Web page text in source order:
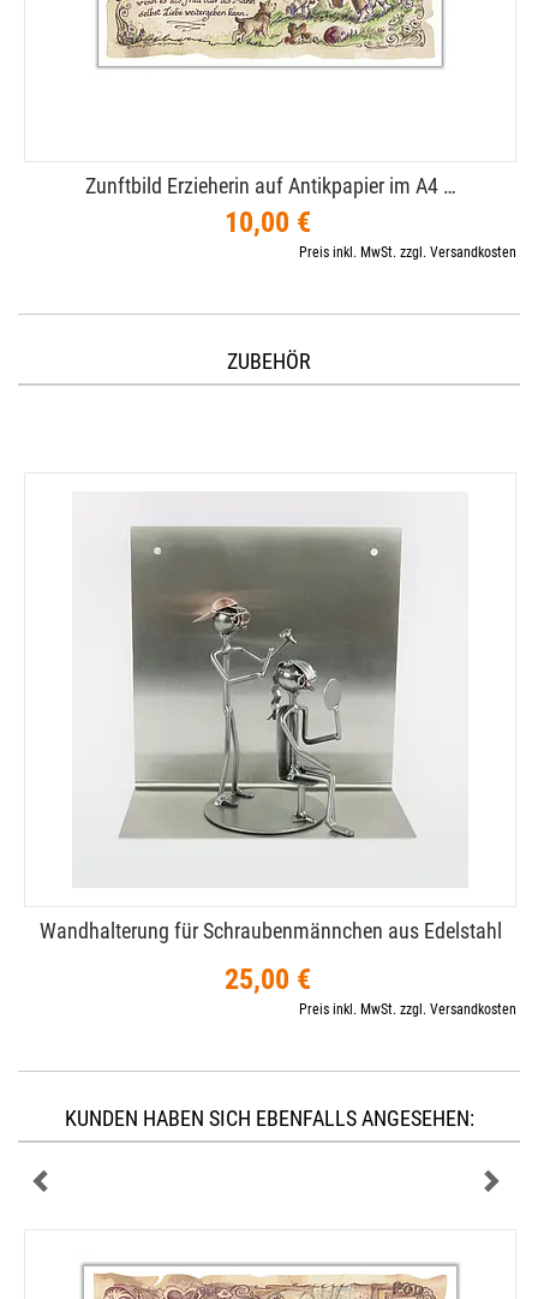
Zunftbild Erzieherin auf Antikpapier im A4 …
10,00 €
Preis inkl. MwSt. zzgl. Versandkosten
ZUBEHÖR
Wandhalterung für Schraubenmännchen aus Edelstahl
25,00 €
Preis inkl. MwSt. zzgl. Versandkosten
KUNDEN HABEN SICH EBENFALLS ANGESEHEN: